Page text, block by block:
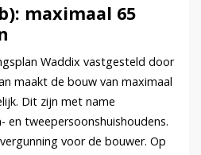
maximaal 65
Waddix vastgesteld door
maakt de bouw van maximaal
Dit zijn met name
en tweepersoonshuishoudens.
voor de bouwer. Op